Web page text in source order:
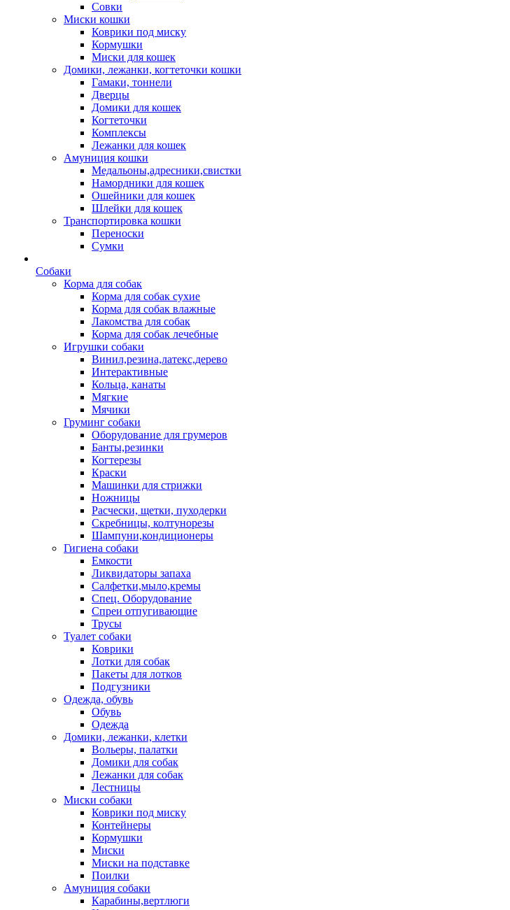
Совки
Миски кошки
Коврики под миску
Кормушки
Миски для кошек
Домики, лежанки, когтеточки кошки
Гамаки, тоннели
Дверцы
Домики для кошек
Когтеточки
Комплексы
Лежанки для кошек
Амуниция кошки
Медальоны,адресники,свистки
Намордники для кошек
Ошейники для кошек
Шлейки для кошек
Транспортировка кошки
Переноски
Сумки
Собаки
Корма для собак
Корма для собак сухие
Корма для собак влажные
Лакомства для собак
Корма для собак лечебные
Игрушки собаки
Винил,резина,латекс,дерево
Интерактивные
Кольца, канаты
Мягкие
Мячики
Груминг собаки
Оборудование для грумеров
Банты,резинки
Когтерезы
Краски
Машинки для стрижки
Ножницы
Расчески, щетки, пуходерки
Скребницы, колтунорезы
Шампуни,кондиционеры
Гигиена собаки
Емкости
Ликвидаторы запаха
Салфетки,мыло,кремы
Спец. Оборудование
Спреи отпугивающие
Трусы
Туалет собаки
Коврики
Лотки для собак
Пакеты для лотков
Подгузники
Одежда, обувь
Обувь
Одежда
Домики, лежанки, клетки
Вольеры, палатки
Домики для собак
Лежанки для собак
Лестницы
Миски собаки
Коврики под миску
Контейнеры
Кормушки
Миски
Миски на подставке
Поилки
Амуниция собаки
Карабины,вертлюги